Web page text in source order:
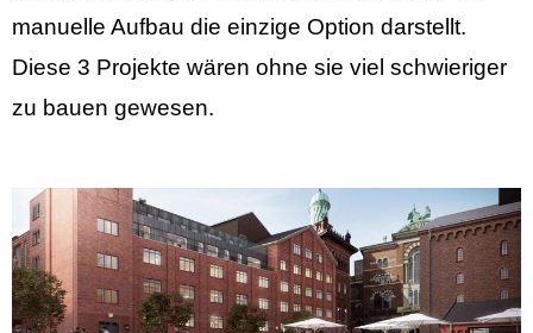
manuelle Aufbau die einzige Option darstellt.
Diese 3 Projekte wären ohne sie viel schwieriger
zu bauen gewesen.